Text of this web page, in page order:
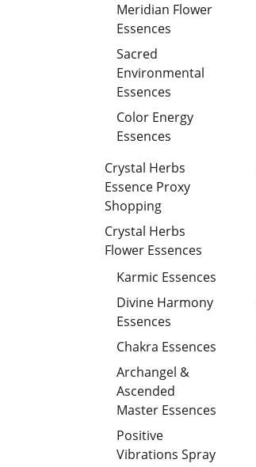
Meridian Flower
Essences
Sacred
Environmental
Essences
Color Energy
Essences
Crystal Herbs
Essence Proxy
Shopping
Crystal Herbs
Flower Essences
Karmic Essences
Divine Harmony
Essences
Chakra Essences
Archangel &
Ascended
Master Essences
Positive
Vibrations Spray